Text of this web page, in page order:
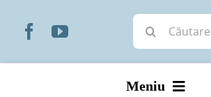
Cautare...
Meniu